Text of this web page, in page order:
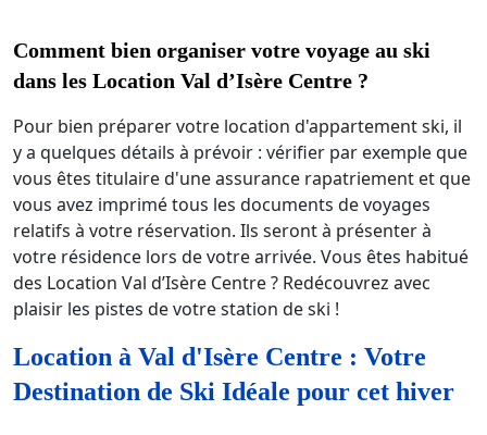
Comment bien organiser votre voyage au ski
dans les Location Val d’Isère Centre ?
Pour bien préparer votre location d'appartement ski, il
y a quelques détails à prévoir : vérifier par exemple que
vous êtes titulaire d'une assurance rapatriement et que
vous avez imprimé tous les documents de voyages
relatifs à votre réservation. Ils seront à présenter à
votre résidence lors de votre arrivée. Vous êtes habitué
des Location Val d’Isère Centre ? Redécouvrez avec
plaisir les pistes de votre station de ski !
Location à Val d'Isère Centre : Votre
Destination de Ski Idéale pour cet hiver